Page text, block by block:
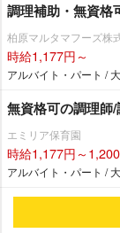
調理補助・無資格
柏原マルタマフーズ株
時給1,177円～
アルバイト・パート /
無資格可の調理師
エミリア保育園
時給1,177円～
アルバイト・パート /